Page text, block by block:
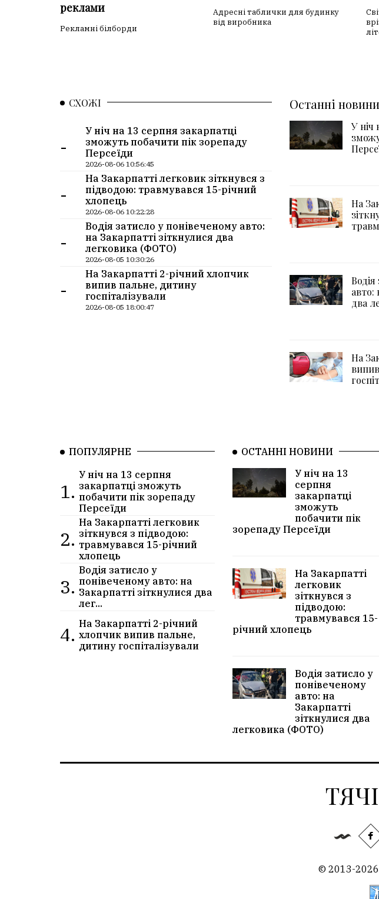
реклами
Рекламні білборди
Адресні таблички для будинку
від виробника
СХОЖІ
-
У ніч на 13 серпня закарпатці
зможуть побачити пік зорепаду
Персеїди
2026-08-06 10:56:45
-
На Закарпатті легковик зіткнувся з
підводою: травмувався 15-річний
хлопець
2026-08-06 10:22:28
-
Водія затисло у понівеченому авто:
на Закарпатті зіткнулися два
легковика (ФОТО)
2026-08-05 10:30:26
-
На Закарпатті 2-річний хлопчик
випив пальне, дитину
госпіталізували
2026-08-05 18:00:47
Останні новини
У ніч
На
авто:
два
На
ПОПУЛЯРНЕ
1.
У ніч на 13 серпня
закарпатці зможуть
побачити пік зорепаду
Персеїди
2.
На Закарпатті легковик
зіткнувся з підводою:
травмувався 15-річний
хлопець
3.
Водія затисло у
понівеченому авто: на
Закарпатті зіткнулися два
лег...
4. На Закарпатті 2-річний
хлопчик випив пальне,
дитину госпіталізували
ОСТАННІ НОВИНИ
У ніч на 13
серпня
закарпатці
зможуть
побачити пік
зорепаду Персеїди
На Закарпатті
легковик
зіткнувся з
підводою:
травмувався 15-
річний хлопець
Водія затисло у
понівеченому
авто: на
Закарпатті
зіткнулися два
легковика (ФОТО)
© 2013-2026